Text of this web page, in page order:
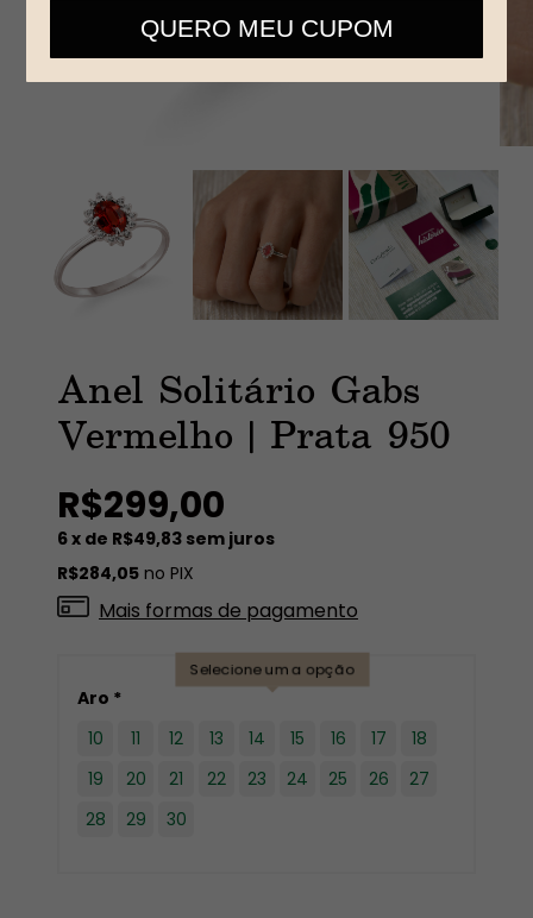
Anel Solitário Gabs
Vermelho | Prata 950
R$299,00
6x de R$49,83 sem juros
R$284,05 no PIX
Mais formas de pagamento
Selecione uma opção
Aro *
10
11 12 13 14 15 16 17
18
19
20 21 22 23 24 25 26
27
28
29 30
telefone
QUERO MEU CUPOM